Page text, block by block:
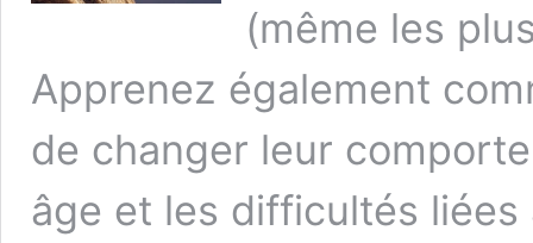
(même les
Apprenez également
de changer leur
âge et les difficultés